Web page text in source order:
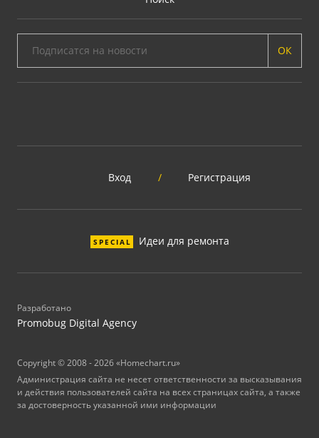
ОК
Вход / Регистрация
SPECIAL Идеи для ремонта
Разработано
Promobug Digital Agency
Copyright © 2008 - 2026 «Homechart.ru»
Администрация сайта не несет ответственности за высказывания
и действия пользователей сайта на всех страницах сайта, а также
за достоверность указанной ими информации